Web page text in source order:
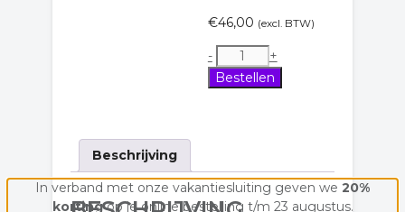
€46,00 (excl. BTW)
-
Haarbanden
kleur
zwart
art
nr
+
Bestellen
Beschrijving
In verband met onze vakantiesluiting geven we 20%
kortingop je online bestelling t/m 23 augustus.